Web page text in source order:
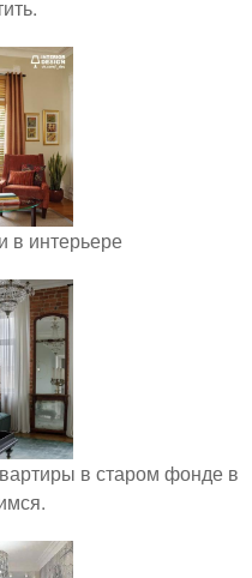
в интерьере
в старом фонде в